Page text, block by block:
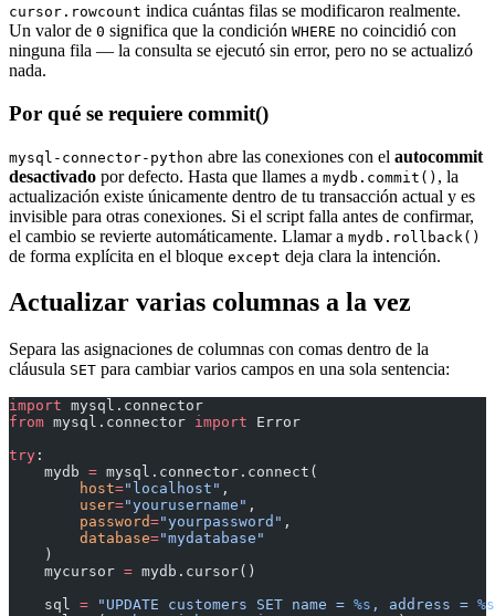
cursor.rowcount indica cuántas filas se modificaron realmente.
Un valor de 0 significa que la condición WHERE no coincidió con
ninguna fila — la consulta se ejecutó sin error, pero no se actualizó
nada.
Por qué se requiere commit()
mysql-connector-python abre las conexiones con el autocommit
desactivado por defecto. Hasta que llames a mydb.commit() , la
actualización existe únicamente dentro de tu transacción actual y es
invisible para otras conexiones. Si el script falla antes de confirmar,
el cambio se revierte automáticamente. Llamar a mydb.rollback()
de forma explícita en el bloque except deja clara la intención.
Actualizar varias columnas a la vez
Separa las asignaciones de columnas con comas dentro de la
cláusula SET para cambiar varios campos en una sola sentencia:
import mysql.connector
from mysql.connector import Error
try :
    mydb
= mysql.connector.connect(
        host
="localhost" ,
        user
="yourusername" ,
        password
="yourpassword" ,
        database
="mydatabase"
    )
    mycursor
= mydb.cursor()
    sql
= "UPDATE customers SET name = %s , address = %s